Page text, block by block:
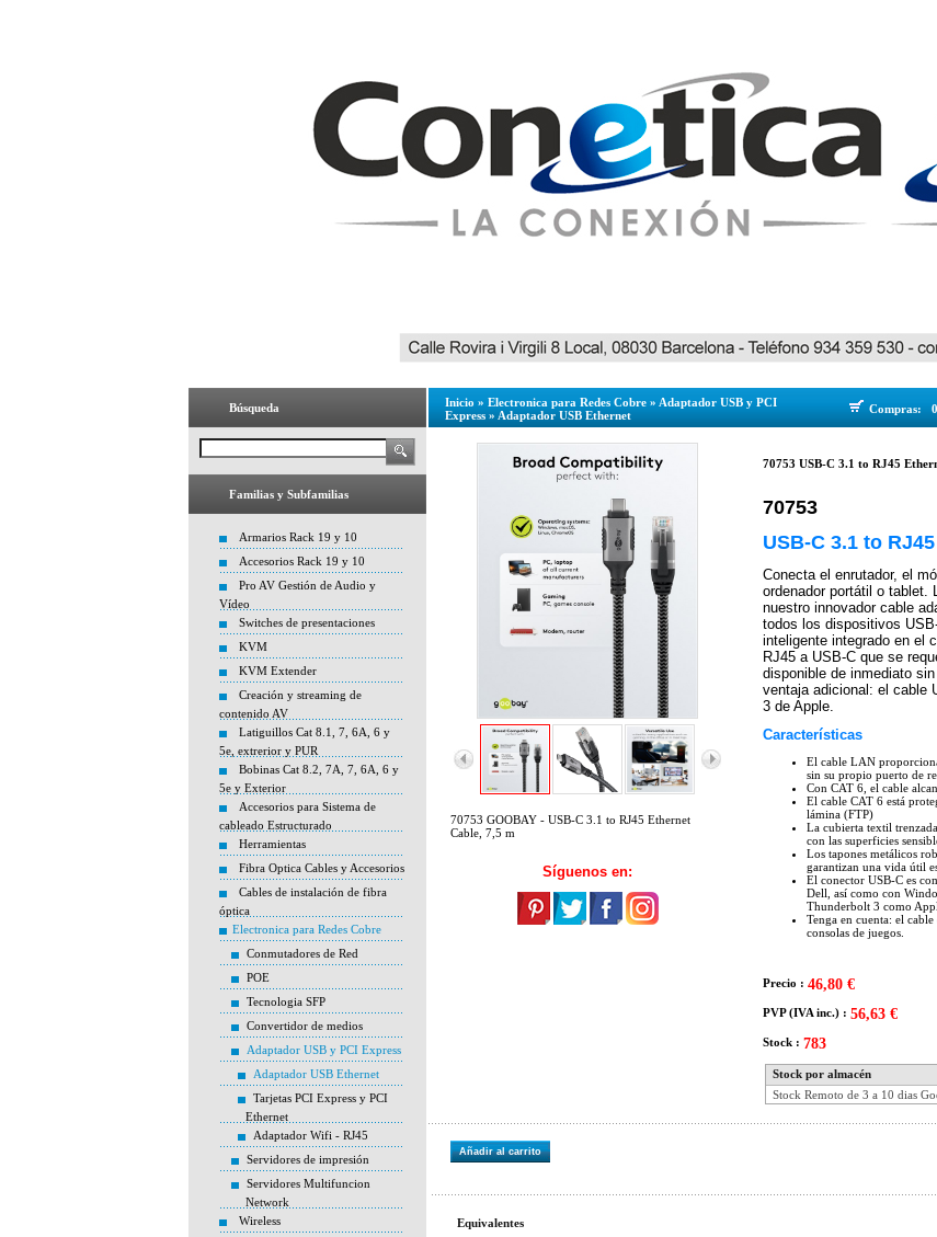
Búsqueda
Familias y Subfamilias
Armarios Rack 19 y 10
Accesorios Rack 19 y 10
Pro AV Gestión de Audio y
Vídeo
Switches de presentaciones
KVM
KVM Extender
Creación y streaming de
contenido AV
Latiguillos Cat 8.1, 7, 6A, 6 y
5e, extrerior y PUR
Bobinas Cat 8.2, 7A, 7, 6A, 6 y
5e y Exterior
Accesorios para Sistema de
cableado Estructurado
Herramientas
Fibra Optica Cables y Accesorios
Cables de instalación de fibra
óptica
Electronica para Redes Cobre
Conmutadores de Red
POE
Tecnologia SFP
Convertidor de medios
Adaptador USB y PCI Express
Adaptador USB Ethernet
Tarjetas PCI Express y PCI
Ethernet
Adaptador Wifi - RJ45
Servidores de impresión
Servidores Multifuncion
Network
Wireless
Inicio » Electronica para Redes Cobre » Adaptador USB y PCI
Express » Adaptador USB Ethernet Compras:
70753 GOOBAY - USB-C 3.1 to RJ45 Ethernet
Cable, 7,5 m
Síguenos en:
70753 USB-C 3.1 to RJ45
70753
USB-C 3.1 to
Conecta el enrutador, el
ordenador portátil o tablet.
nuestro innovador cable
todos los dispositivos
inteligente integrado en el
RJ45 a USB-C que se
disponible de inmediato
ventaja adicional: el cable
3 de Apple.
Características
El cable LAN
sin su propio puerto de
Con CAT 6, el cable
El cable CAT 6 está
lámina (FTP)
La cubierta textil
con las superficies
Los tapones metálicos
garantizan una vida útil
El conector USB-C es
Dell, así como con
Thunderbolt 3 como
Tenga en cuenta: el
consolas de juegos.
Precio : 46,80 €
PVP (IVA inc.) : 56,63 €
Stock : 783
Stock por almacén
Stock Remoto de 3 a 10 dias
Añadir al carrito
Equivalentes